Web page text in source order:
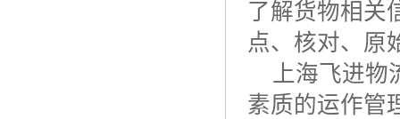
了解货物相关
点、核对、原
上海飞进物
素质的运作管